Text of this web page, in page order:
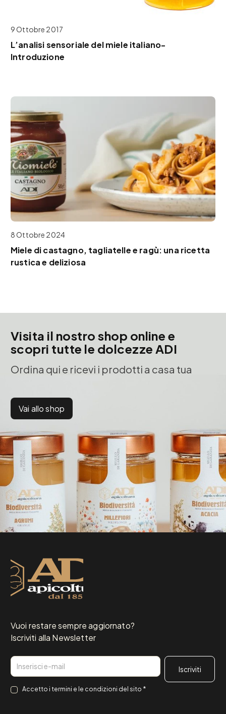
9 Ottobre 2017
L’analisi sensoriale del miele italiano-
Introduzione
8 Ottobre 2024
Miele di castagno, tagliatelle e ragù: una ricetta
rustica e deliziosa
Visita il nostro shop online e
scopri tutte le dolcezze ADI
Ordina qui e ricevi i prodotti a casa tua
Vai allo shop
Vuoi restare sempre aggiornato?
Iscriviti alla Newsletter
Email
Consenso
Accetto i termini e le condizioni del sito *